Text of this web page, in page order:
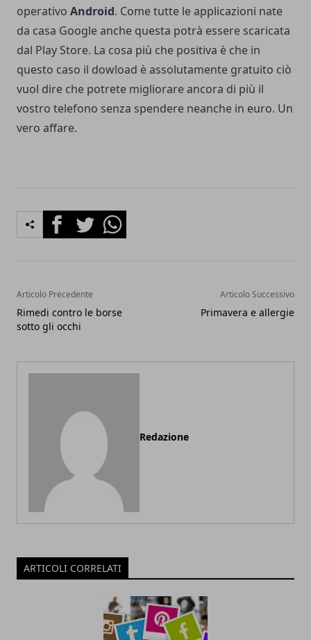
operativo Android. Come tutte le applicazioni nate
da casa Google anche questa potrà essere scaricata
dal Play Store. La cosa più che positiva è che in
questo caso il dowload è assolutamente gratuito ciò
vuol dire che potrete migliorare ancora di più il
vostro telefono senza spendere neanche in euro. Un
vero affare.
FacebookTwitterWhatsapp
Articolo Precedente
Rimedi contro le borse
sotto gli occhi
Articolo Successivo
Primavera e allergie
Redazione
ARTICOLI CORRELATI